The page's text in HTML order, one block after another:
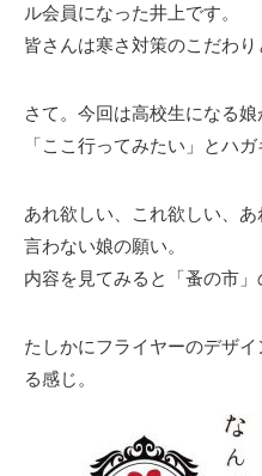
ル会員になった井上です。
皆さんは寒さ対策のこだわり
さて。今回は高校生になる娘
「ここ行ってみたい」とハ
あれ欲しい、これ欲しい、
言わない娘の願い。
内容を見てみると「蚤の市」
たしかにフライヤーのデザ
る感じ。